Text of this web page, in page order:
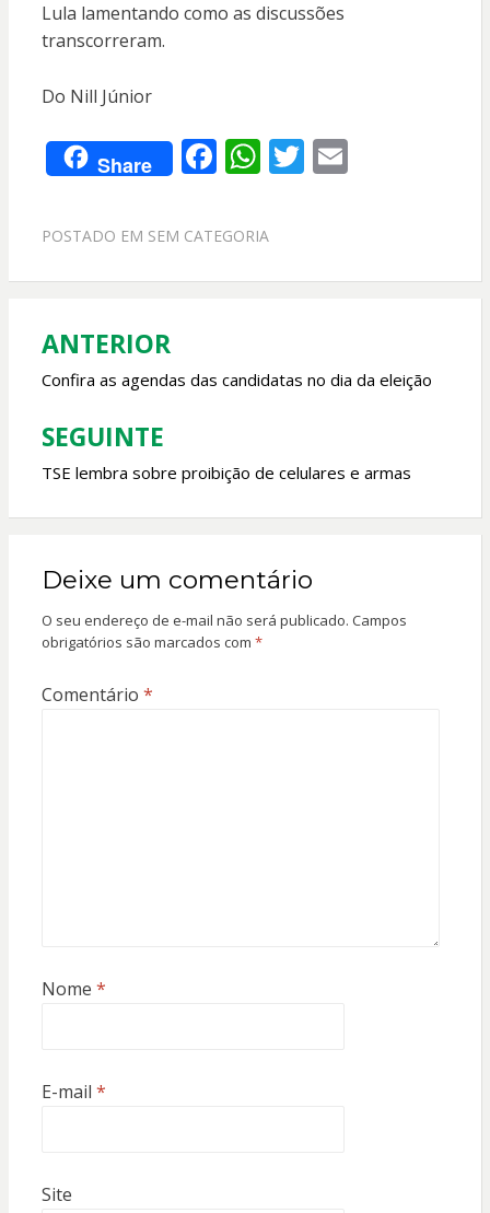
Lula lamentando como as discussões
transcorreram.
Do Nill Júnior
Share F
e
o
k
W
at
A
p
T E
POSTADO EM SEM CATEGORIA
Navegação
de
Post
ANTERIOR
Confira as agendas das candidatas no dia da eleição
SEGUINTE
TSE lembra sobre proibição de celulares e armas
Deixe um comentário
O seu endereço de e-mail não será publicado. Campos
obrigatórios são marcados com *
Comentário *
Nome *
E-mail *
Site